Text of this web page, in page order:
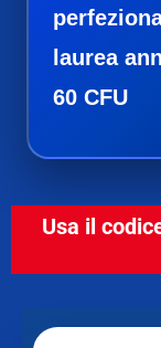
laurea
60 CFU
Usa il